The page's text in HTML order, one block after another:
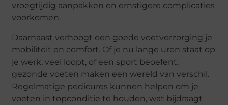
vroegtijdig aanpakken en ernstigere complicaties
voorkomen.
Daarnaast verhoogt een goede voetverzorging je
mobiliteit en comfort. Of je nu lange uren staat op
je werk, veel loopt, of een sport beoefent,
gezonde voeten maken een wereld van verschil.
Regelmatige pedicures kunnen helpen om je
voeten in topconditie te houden, wat bijdraagt